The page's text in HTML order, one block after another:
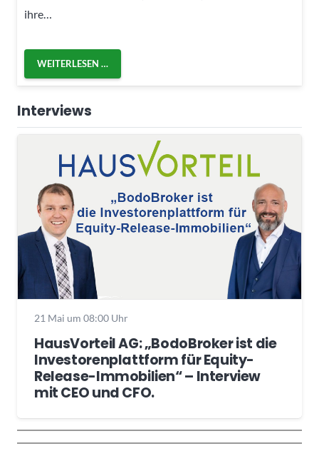
ihre…
WEITERLESEN …
Interviews
21 Mai um 08:00 Uhr
HausVorteil AG: „BodoBroker ist die
Investorenplattform für Equity-
Release-Immobilien“ – Interview
mit CEO und CFO.
Wochenrückblick
Trendthemen